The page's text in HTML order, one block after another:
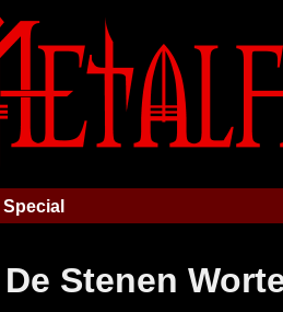
Special
De Stenen